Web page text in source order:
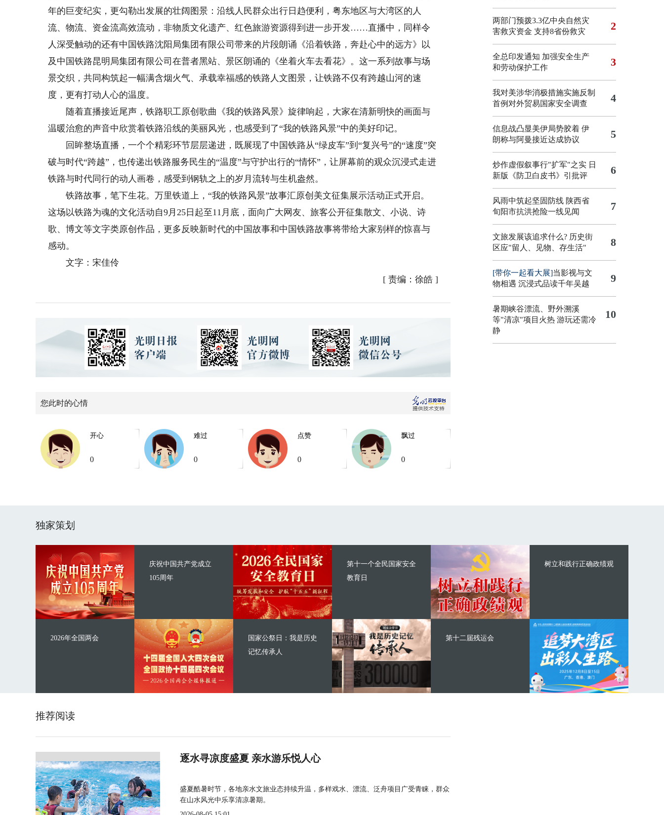
年的巨变纪实，更勾勒出发展的壮阔图景：沿线人民群众出行日趋便利，粤东地区与大湾区的人
流、物流、资金流高效流动，非物质文化遗产、红色旅游资源得到进一步开发……直播中，同样令
人深受触动的还有中国铁路沈阳局集团有限公司带来的片段朗诵《沿着铁路，奔赴心中的远方》以
及中国铁路昆明局集团有限公司在普者黑站、景区朗诵的《坐着火车去看花》。这一系列故事与场
景交织，共同构筑起一幅满含烟火气、承载幸福感的铁路人文图景，让铁路不仅有跨越山河的速
度，更有打动人心的温度。
随着直播接近尾声，铁路职工原创歌曲《我的铁路风景》旋律响起，大家在清新明快的画面与
温暖治愈的声音中欣赏着铁路沿线的美丽风光，也感受到了“我的铁路风景”中的美好印记。
回眸整场直播，一个个精彩环节层层递进，既展现了中国铁路从“绿皮车”到“复兴号”的“速度”突
破与时代“跨越”，也传递出铁路服务民生的“温度”与守护出行的“情怀”，让屏幕前的观众沉浸式走进
铁路与时代同行的动人画卷，感受到钢轨之上的岁月流转与生机盎然。
铁路故事，笔下生花。万里铁道上，“我的铁路风景”故事汇原创美文征集展示活动正式开启。
这场以铁路为魂的文化活动自9月25日起至11月底，面向广大网友、旅客公开征集散文、小说、诗
歌、博文等文字类原创作品，更多反映新时代的中国故事和中国铁路故事将带给大家别样的惊喜与
感动。
文字：宋佳伶
[ 责编：徐皓 ]
您此时的心情
开心
0
难过
0
点赞
0
飘过
0
两部门预拨3.3亿中央自然灾
害救灾资金 支持8省份救灾
2
全总印发通知 加强安全生产
和劳动保护工作
3
我对美涉华消极措施实施反制
首例对外贸易国家安全调查
4
信息战凸显美伊局势胶着 伊
朗称与阿曼接近达成协议
5
炒作虚假叙事行"扩军"之实 日
新版《防卫白皮书》引批评
6
风雨中筑起坚固防线 陕西省
旬阳市抗洪抢险一线见闻
7
文旅发展该追求什么? 历史街
区应"留人、见物、存生活"
8
[带你一起看大展]当影视与文
物相遇 沉浸式品读千年吴越
9
暑期峡谷漂流、野外溯溪
等"清凉"项目火热 游玩还需冷
静
10
独家策划
庆祝中国共产党成立
105周年
2026年全国两会
第十一个全民国家安全
教育日
国家公祭日：我是历史
记忆传承人
树立和践行正确政绩观
第十二届残运会
推荐阅读
逐水寻凉度盛夏 亲水游乐悦人心
盛夏酷暑时节，各地亲水文旅业态持续升温，多样戏水、漂流、泛舟项目广受青睐，群众
在山水风光中乐享清凉暑期。